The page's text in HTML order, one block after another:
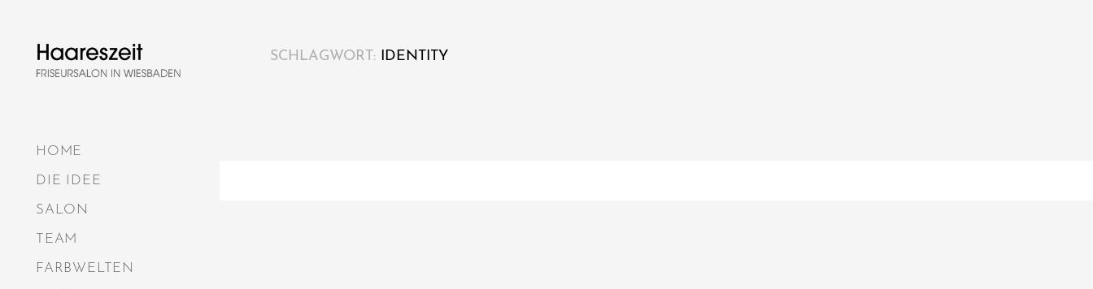
HOME
DIE IDEE
SALON
TEAM
FARBWELTEN
SCHLAGWORT: IDENTITY